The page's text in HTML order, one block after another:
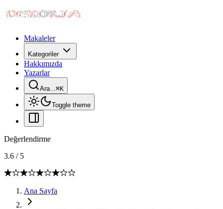
Makaleler
Kategoriler
Hakkımızda
Yazarlar
Ara...⌘K
Toggle theme
Değerlendirme
3.6 / 5
Ana Sayfa